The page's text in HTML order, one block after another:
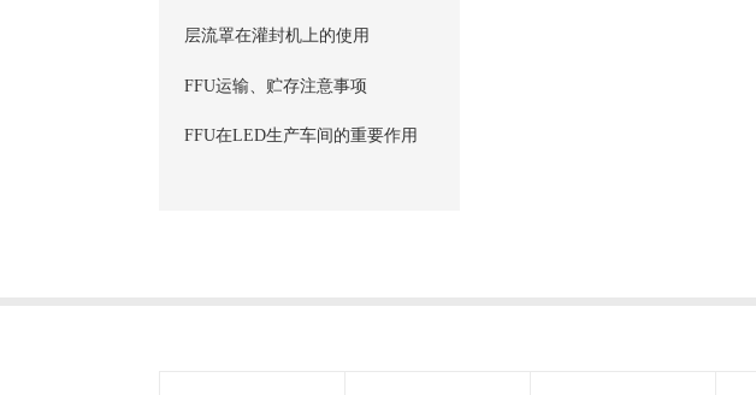
层流罩在灌封机上的使用
FFU运输、贮存注意事项
FFU在LED生产车间的重要作用